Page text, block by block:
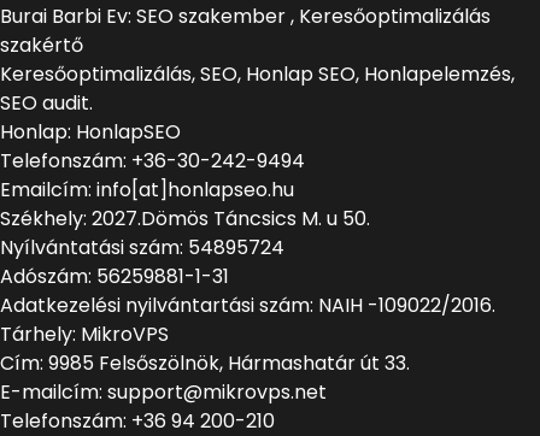
Burai Barbi Ev: SEO szakember , Keresőoptimalizálás
szakértő
Keresőoptimalizálás, SEO, Honlap SEO, Honlapelemzés,
SEO audit.
Honlap: HonlapSEO
Telefonszám: +36-30-242-9494
Emailcím: info[at]honlapseo.hu
Székhely: 2027.Dömös Táncsics M. u 50.
Nyílvántatási szám: 54895724
Adószám: 56259881-1-31
Adatkezelési nyilvántartási szám: NAIH -109022/2016.
Tárhely: MikroVPS
Cím: 9985 Felsőszölnök, Hármashatár út 33.
E-mailcím: support@mikrovps.net
Telefonszám: +36 94 200-210